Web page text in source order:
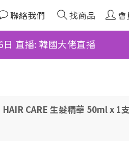
聯絡我們 找商品 會
日 直播: 韓國大佬直播
CARE 生髮精華 50ml x 1